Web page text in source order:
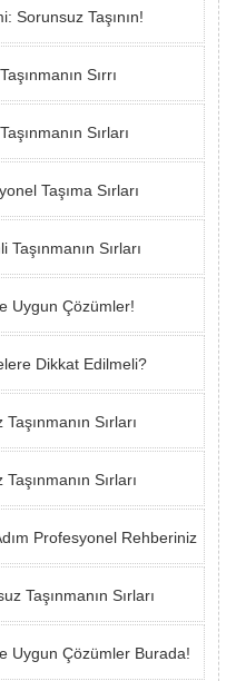
Sorunsuz Taşının!
Sırrı
Sırları
Taşıma Sırları
Sırları
Uygun Çözümler!
Dikkat Edilmeli?
Sırları
Sırları
Profesyonel Rehberiniz
Taşınmanın Sırları
Uygun Çözümler Burada!